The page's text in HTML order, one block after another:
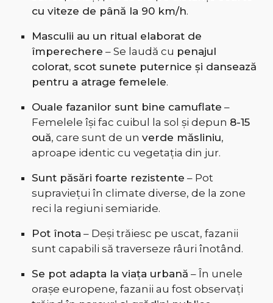
cu viteze de până la 90 km/h.
Masculii au un ritual elaborat de
împerechere – Se laudă cu penajul
colorat, scot sunete puternice și dansează
pentru a atrage femelele.
Ouale fazanilor sunt bine camuflate –
Femelele își fac cuibul la sol și depun 8-15
ouă, care sunt de un verde măsliniu,
aproape identic cu vegetația din jur.
Sunt păsări foarte rezistente – Pot
supraviețui în climate diverse, de la zone
reci la regiuni semiaride.
Pot înota – Deși trăiesc pe uscat, fazanii
sunt capabili să traverseze râuri înotând.
Se pot adapta la viața urbană – În unele
orașe europene, fazanii au fost observați